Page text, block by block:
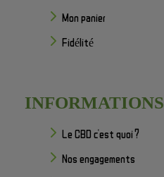
Mon panier
Fidélité
INFORMATIONS
Le CBD c'est quoi ?
Nos engagements